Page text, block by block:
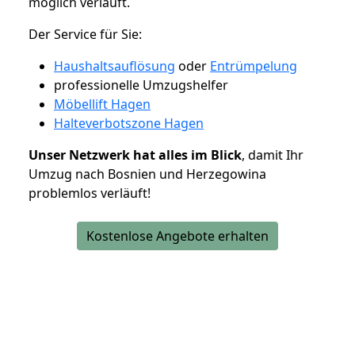
Der Service für Sie:
Haushaltsauflösung oder Entrümpelung
professionelle Umzugshelfer
Möbellift Hagen
Halteverbotszone Hagen
Unser Netzwerk hat alles im Blick, damit Ihr
Umzug nach Bosnien und Herzegowina
problemlos verläuft!
Kostenlose Angebote erhalten